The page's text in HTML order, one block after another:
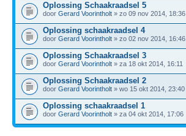
Oplossing Schaakraadsel 5
door Gerard Voorintholt » zo 09 nov 2014, 18:36
Oplossing schaakraadsel 4
door Gerard Voorintholt » zo 02 nov 2014, 16:46
Oplossing Schaakraadsel 3
door Gerard Voorintholt » za 18 okt 2014, 16:11
Oplossing Schaakraadsel 2
door Gerard Voorintholt » wo 15 okt 2014, 23:40
Oplossing schaakraadsel 1
door Gerard Voorintholt » za 04 okt 2014, 17:06